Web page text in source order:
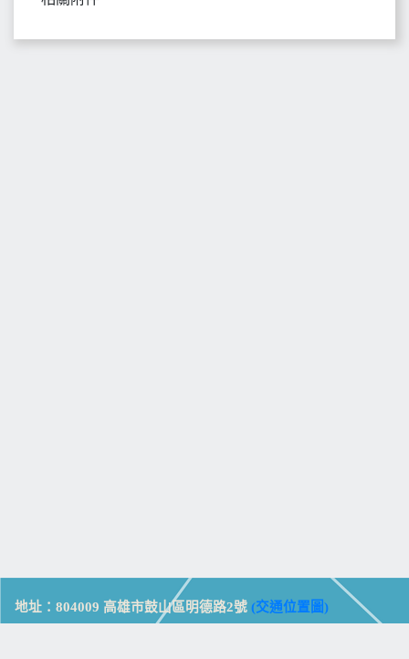
地址：804009 高雄市鼓山區明德路2號 (交通位置圖)